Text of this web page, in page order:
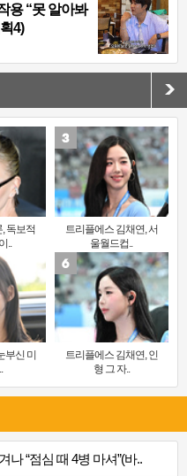
용 “못 알아봐
4)
독보적
..
트리플에스 김채연, 서
울월드컵..
부신 미
트리플에스 김채연, 인
형 그 자..
나 “점심 때 4병 마셔”(바..